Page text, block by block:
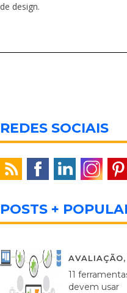
de design.
REDES SOCIAIS
POSTS +
AVALIAÇÃO,
11
devem usar